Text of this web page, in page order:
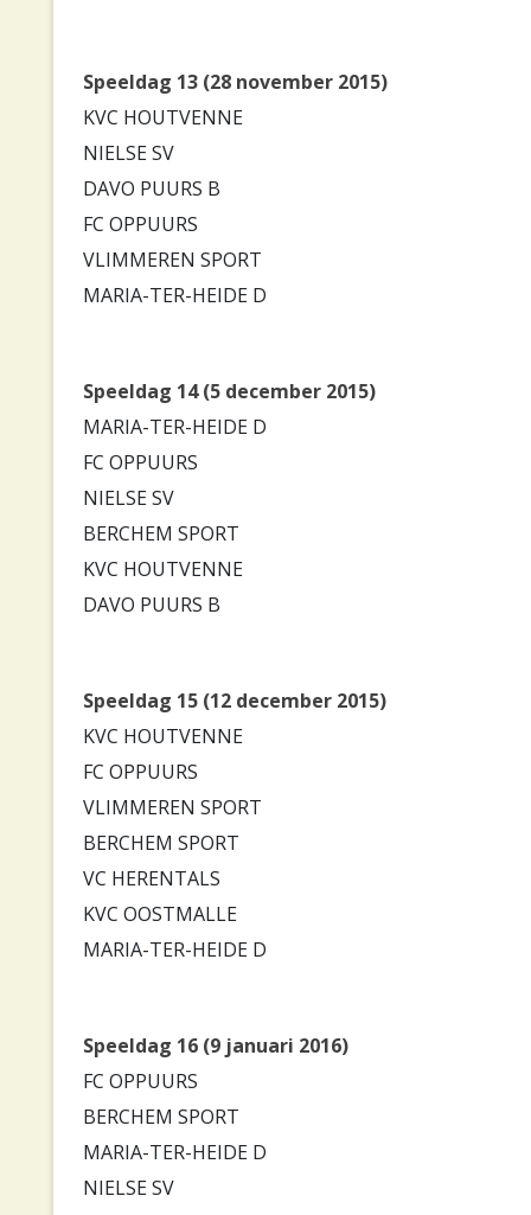
Speeldag 13 (28 november 2015)
KVC HOUTVENNE
NIELSE SV
DAVO PUURS B
FC OPPUURS
VLIMMEREN SPORT
MARIA-TER-HEIDE D
Speeldag 14 (5 december 2015)
MARIA-TER-HEIDE D
FC OPPUURS
NIELSE SV
BERCHEM SPORT
KVC HOUTVENNE
DAVO PUURS B
Speeldag 15 (12 december 2015)
KVC HOUTVENNE
FC OPPUURS
VLIMMEREN SPORT
BERCHEM SPORT
VC HERENTALS
KVC OOSTMALLE
MARIA-TER-HEIDE D
Speeldag 16 (9 januari 2016)
FC OPPUURS
BERCHEM SPORT
MARIA-TER-HEIDE D
NIELSE SV